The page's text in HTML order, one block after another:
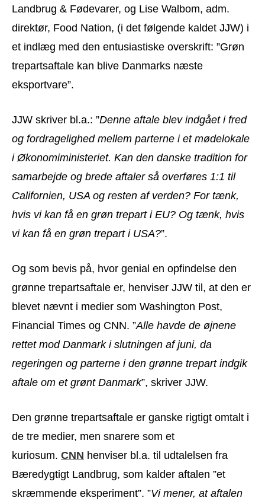
Landbrug & Fødevarer, og Lise Walbom, adm.
direktør, Food Nation, (i det følgende kaldet JJW) i
et indlæg med den entusiastiske overskrift: ”Grøn
trepartsaftale kan blive Danmarks næste
eksportvare”.
JJW skriver bl.a.: ”Denne aftale blev indgået i fred
og fordragelighed mellem parterne i et mødelokale
i Økonomiministeriet. Kan den danske tradition for
samarbejde og brede aftaler så overføres 1:1 til
Californien, USA og resten af verden? For tænk,
hvis vi kan få en grøn trepart i EU? Og tænk, hvis
vi kan få en grøn trepart i USA?”.
Og som bevis på, hvor genial en opfindelse den
grønne trepartsaftale er, henviser JJW til, at den er
blevet nævnt i medier som Washington Post,
Financial Times og CNN. ”Alle havde de øjnene
rettet mod Danmark i slutningen af juni, da
regeringen og parterne i den grønne trepart indgik
aftale om et grønt Danmark”, skriver JJW.
Den grønne trepartsaftale er ganske rigtigt omtalt i
de tre medier, men snarere som et
kuriosum. CNN henviser bl.a. til udtalelsen fra
Bæredygtigt Landbrug, som kalder aftalen ”et
skræmmende eksperiment”. ”Vi mener, at aftalen